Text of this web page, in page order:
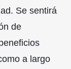
Se sentirá
de
a largo